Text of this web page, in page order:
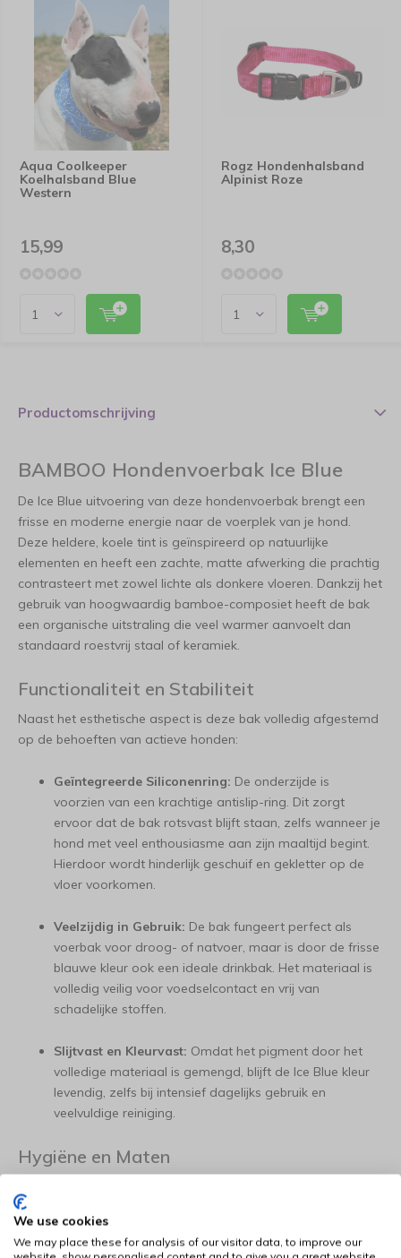
Aqua Coolkeeper
Koelhalsband Blue
Western
15,99
Rogz Hondenhalsband
Alpinist Roze
8,30
Productomschrijving
BAMBOO Hondenvoerbak Ice Blue
De Ice Blue uitvoering van deze hondenvoerbak brengt een
frisse en moderne energie naar de voerplek van je hond.
Deze heldere, koele tint is geïnspireerd op natuurlijke
elementen en heeft een zachte, matte afwerking die prachtig
contrasteert met zowel lichte als donkere vloeren. Dankzij het
gebruik van hoogwaardig bamboe-composiet heeft de bak
een organische uitstraling die veel warmer aanvoelt dan
standaard roestvrij staal of keramiek.
Functionaliteit en Stabiliteit
Naast het esthetische aspect is deze bak volledig afgestemd
op de behoeften van actieve honden:
Geïntegreerde Siliconenring: De onderzijde is
voorzien van een krachtige antislip-ring. Dit zorgt
ervoor dat de bak rotsvast blijft staan, zelfs wanneer je
hond met veel enthousiasme aan zijn maaltijd begint.
Hierdoor wordt hinderlijk geschuif en gekletter op de
vloer voorkomen.
Veelzijdig in Gebruik: De bak fungeert perfect als
voerbak voor droog- of natvoer, maar is door de frisse
blauwe kleur ook een ideale drinkbak. Het materiaal is
volledig veilig voor voedselcontact en vrij van
schadelijke stoffen.
Slijtvast en Kleurvast: Omdat het pigment door het
volledige materiaal is gemengd, blijft de Ice Blue kleur
levendig, zelfs bij intensief dagelijks gebruik en
veelvuldige reiniging.
Hygiëne en Maten
Vaatwasserbestendig:
hygiëne kan de bak direct in de vaatwasser na de
We use cookies
We may place these for analysis of our visitor data, to improve our